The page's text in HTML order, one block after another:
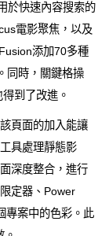
於快速內容搜索的
電影聚焦，以及
添加70多種
同時，關鍵格操
到了改進。
頁面的加入能讓
具處理靜態影
深度整合，進行
定器、Power
專案中的色彩。此